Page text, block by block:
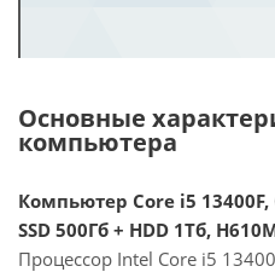
Основные
компьютера
Компьютер Core i5 13400F,
SSD 500Гб + HDD 1Тб,
Процессор Intel Core i5